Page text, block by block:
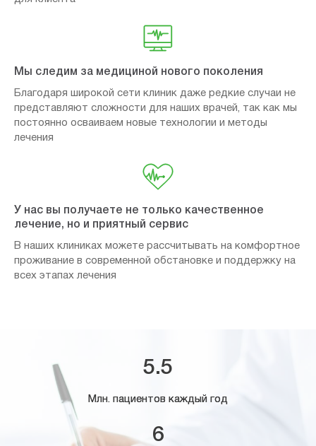
Мы следим за медициной нового поколения
Благодаря широкой сети клиник даже редкие случаи не
представляют сложности для наших врачей, так как мы
постоянно осваиваем новые технологии и методы
лечения
У нас вы получаете не только качественное
лечение, но и приятный сервис
В наших клиниках можете рассчитывать на комфортное
проживание в современной обстановке и поддержку на
всех этапах лечения
5.5
Млн. пациентов каждый год
6